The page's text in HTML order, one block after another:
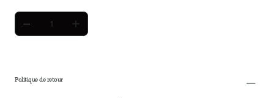
Politique de retour